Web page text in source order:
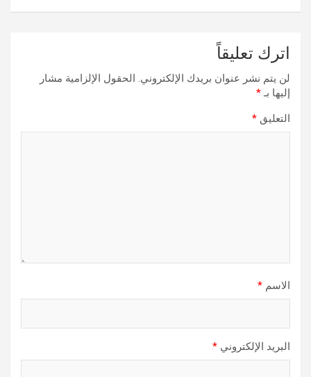
اترك تعليقاً
لن يتم نشر عنوان بريدك الإلكتروني. الحقول الإلزامية مشار
إليها بـ*
التعليق *
الاسم *
البريد الإلكتروني *